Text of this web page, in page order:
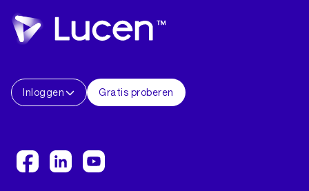
Inloggen Gratis proberen